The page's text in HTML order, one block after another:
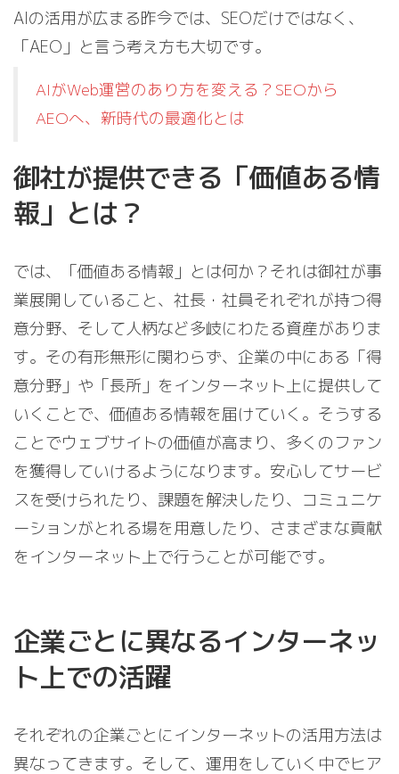
AIの活用が広まる昨今では、SEOだけではなく、
「AEO」と言う考え方も大切です。
AIがWeb運営のあり方を変える？SEOから
AEOへ、新時代の最適化とは
御社が提供できる「価値ある情
報」とは？
では、「価値ある情報」とは何か？それは御社が事
業展開していること、社長・社員それぞれが持つ得
意分野、そして人柄など多岐にわたる資産がありま
す。その有形無形に関わらず、企業の中にある「得
意分野」や「長所」をインターネット上に提供して
いくことで、価値ある情報を届けていく。そうする
ことでウェブサイトの価値が高まり、多くのファン
を獲得していけるようになります。安心してサービ
スを受けられたり、課題を解決したり、コミュニケ
ーションがとれる場を用意したり、さまざまな貢献
をインターネット上で行うことが可能です。
企業ごとに異なるインターネッ
ト上での活躍
それぞれの企業ごとにインターネットの活用方法は
異なってきます。そして、運用をしていく中でヒア